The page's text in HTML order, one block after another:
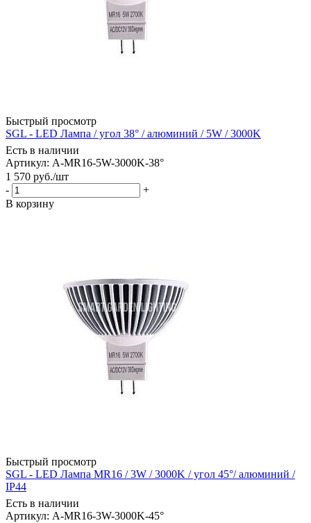
Быстрый просмотр
SGL - LED Лампа / угол 38° / алюминий / 5W / 3000K
Есть в наличии
Артикул: A-MR16-5W-3000K-38°
1 570 руб./шт
-
+
В корзину
Быстрый просмотр
SGL - LED Лампа MR16 / 3W / 3000K / угол 45°/ алюминий /
IP44
Есть в наличии
Артикул: A-MR16-3W-3000K-45°